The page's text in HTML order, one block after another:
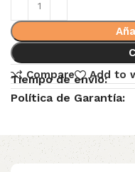
Compare
Add to
Tiempo de envio:
Política de Garantía: